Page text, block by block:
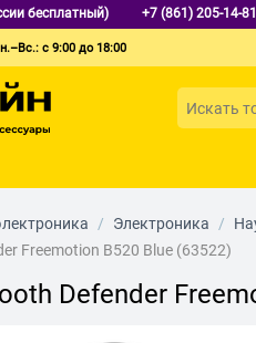
бесплатный) +7 (861) 205-14-81
с 9:00 до 18:00
/ Электроника /
Freemotion B520 Blue (63522)
Defender